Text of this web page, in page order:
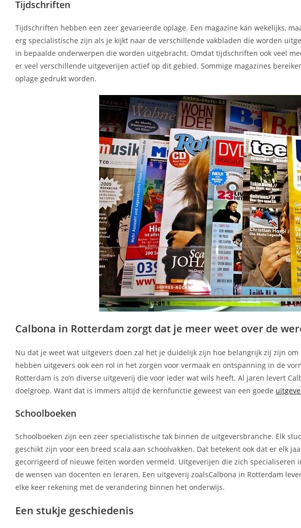
Tijdschriften
Tijdschriften hebben een zeer gevarieerde oplage. Een magazine kan wekelijks,
erg specialistische zijn als je kijkt naar de verschillende vakbladen die worden
in bepaalde onderwerpen die worden uitgebracht. Omdat tijdschriften ook veel
er veel verschillende uitgeverijen actief op dit gebied. Sommige magazines
oplage gedrukt worden.
Calbona in Rotterdam zorgt dat je meer weet over de
Nu dat je weet wat uitgevers doen zal het je duidelijk zijn hoe belangrijk zij zijn
hebben uitgevers ook een rol in het zorgen voor vermaak en ontspanning in de
Rotterdam is zo’n diverse uitgeverij die voor ieder wat wils heeft. Al jaren levert
doelgroep. Want dat is immers altijd de kernfunctie geweest van een goede
Schoolboeken
Schoolboeken zijn een zeer specialistische tak binnen de uitgeversbranche. Elk
geschikt zijn voor een breed scala aan schoolvakken. Dat betekent ook dat er elk
gecorrigeerd of nieuwe feiten worden vermeld. Uitgeverijen die zich specialiseren
de wensen van docenten en leraren. Een uitgeverij zoalsCalbona in Rotterdam
elke keer rekening met de verandering binnen het onderwijs.
Een stukje geschiedenis